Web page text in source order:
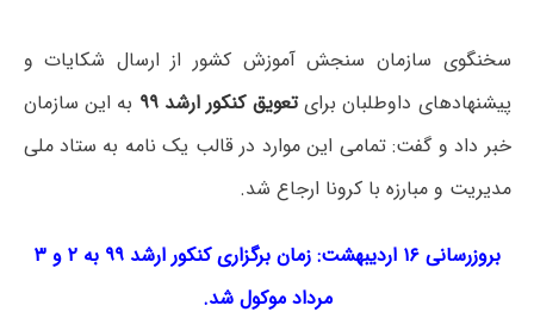
سخنگوی سازمان سنجش آموزش کشور از ارسال شکایات و
پیشنهادهای داوطلبان برایتعویق کنکور ارشد ۹۹
به این سازمان
خبر داد و گفت: تمامی این موارد در قالب یک نامه به ستاد ملی
مدیریت و مبارزه با کرونا ارجاع شد.
بروزرسانی ۱۶ اردیبهشت: زمان برگزاری کنکور ارشد ۹۹ به ۲ و ۳
مرداد موکول شد.